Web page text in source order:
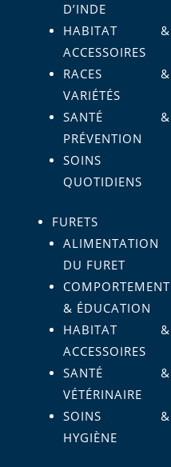
D’INDE
HABITAT &
ACCESSOIRES
RACES &
VARIÉTÉS
SANTÉ &
PRÉVENTION
SOINS
QUOTIDIENS
FURETS
ALIMENTATION
DU FURET
COMPORTEMENT
& ÉDUCATION
HABITAT &
ACCESSOIRES
SANTÉ &
VÉTÉRINAIRE
SOINS &
HYGIÈNE